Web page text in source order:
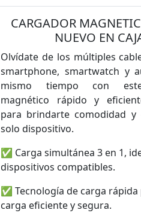
CARGADOR
NUEVO EN
Olvídate de los múltiples
smartphone, smartwatch y
mismo tiempo con
magnético rápido y
para brindarte comodidad
solo dispositivo.
✅ Carga simultánea 3 en 1,
dispositivos compatibles.
✅ Tecnología de carga rápida
carga eficiente y segura.